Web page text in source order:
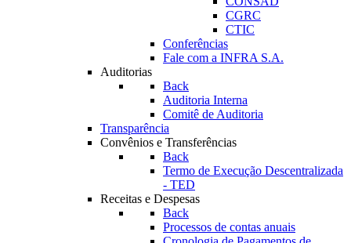
CGRC
CTIC
Conferências
Fale com a INFRA S.A.
Auditorias
Back
Auditoria Interna
Comitê de Auditoria
Transparência
Convênios e Transferências
Back
Termo de Execução Descentralizada
- TED
Receitas e Despesas
Back
Processos de contas anuais